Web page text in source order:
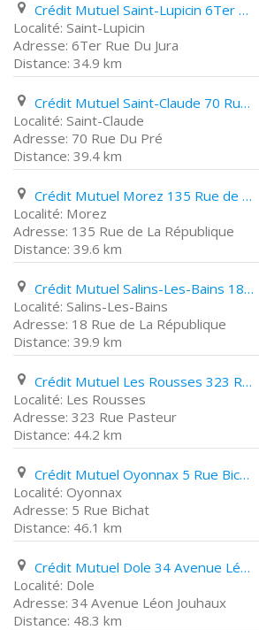
Crédit Mutuel Saint-Lupicin 6Ter Rue Du Jura
Saint-Lupicin
6Ter Rue Du Jura
34.9 km
Crédit Mutuel Saint-Claude 70 Rue Du Pré
Saint-Claude
70 Rue Du Pré
39.4 km
Crédit Mutuel Morez 135 Rue de La République
Morez
135 Rue de La République
39.6 km
Crédit Mutuel Salins-Les-Bains 18 Rue de La République
Salins-Les-Bains
18 Rue de La République
39.9 km
Crédit Mutuel Les Rousses 323 Rue Pasteur
Les Rousses
323 Rue Pasteur
44.2 km
Crédit Mutuel Oyonnax 5 Rue Bichat
Oyonnax
5 Rue Bichat
46.1 km
Crédit Mutuel Dole 34 Avenue Léon Jouhaux
Dole
34 Avenue Léon Jouhaux
48.3 km